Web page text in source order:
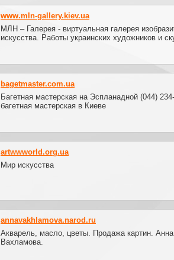
www.mln-gallery.kiev.ua
МЛН – Галерея - виртуальная галерея
искусства. Работы украинских художников и
bagetmaster.com.ua
Багетная мастерская на Эспланадной (044)
багетная мастерская в Киеве
artwwworld.org.ua
Мир искусства
annavakhlamova.narod.ru
Акварель, масло, цветы. Продажа картин. Анна
Вахламова.